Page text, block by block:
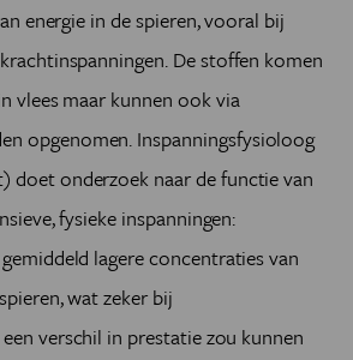
energie in de spieren, vooral bij
De stoffen komen
vlees maar kunnen ook via
opgenomen. Inspanningsfysioloog
doet onderzoek naar de functie van
fysieke inspanningen:
lagere concentraties van
wat zeker bij
verschil in prestatie zou kunnen